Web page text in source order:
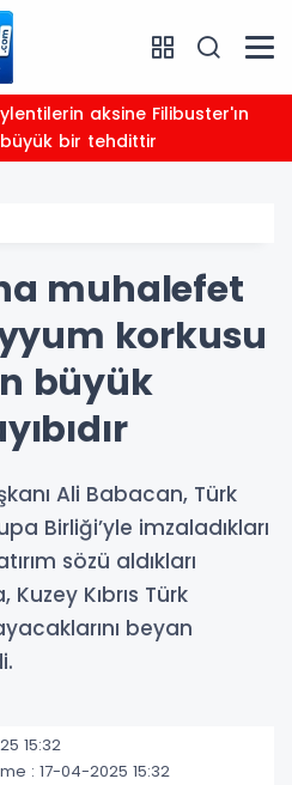
büyük bir tehdittir
muhalefet
korkusu
büyük
Ali Babacan, Türk
Birliği’yle imzaladıkları
sözü aldıkları
Kıbrıs Türk
beyan
15:32
: 17-04-2025 15:32